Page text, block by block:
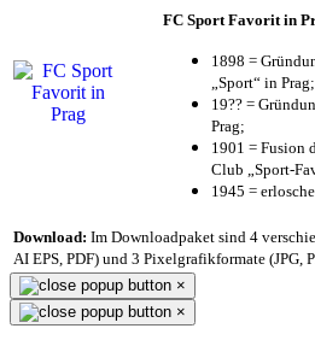
FC Sport Favorit in
1898 =
„Sport“ in Prag;
19?? =
Prag;
1901 = Fusion
Club „Sport-
1945 =
Download: Im Downloadpaket sind 4
AI EPS, PDF) und 3 Pixelgrafikformate (JPG,
×
×